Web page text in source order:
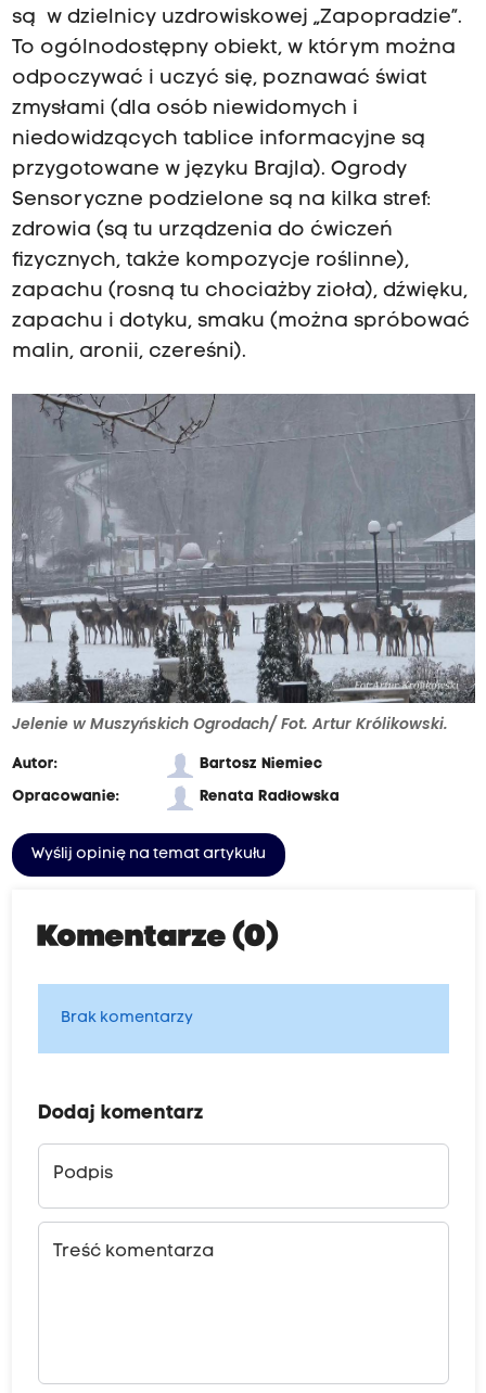
są w dzielnicy uzdrowiskowej „Zapopradzie”.
To ogólnodostępny obiekt, w którym można
odpoczywać i uczyć się, poznawać świat
zmysłami (dla osób niewidomych i
niedowidzących tablice informacyjne są
przygotowane w języku Brajla). Ogrody
Sensoryczne podzielone są na kilka stref:
zdrowia (są tu urządzenia do ćwiczeń
fizycznych, także kompozycje roślinne),
zapachu (rosną tu chociażby zioła), dźwięku,
zapachu i dotyku, smaku (można spróbować
malin, aronii, czereśni).
Jelenie w Muszyńskich Ogrodach/ Fot. Artur Królikowski.
Autor:
Bartosz Niemiec
Opracowanie:
Renata Radłowska
Wyślij opinię na temat artykułu
Komentarze (0)
Brak komentarzy
Dodaj komentarz
Podpis
Treść komentarza